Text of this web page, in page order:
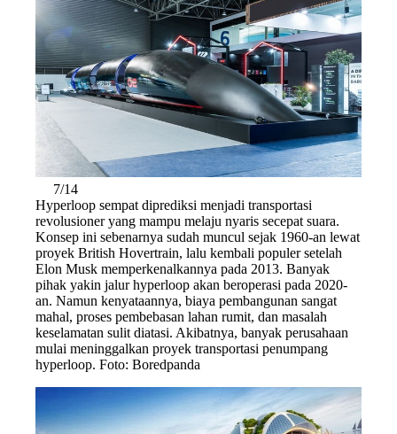
7/14
Hyperloop sempat diprediksi menjadi transportasi
revolusioner yang mampu melaju nyaris secepat suara.
Konsep ini sebenarnya sudah muncul sejak 1960-an lewat
proyek British Hovertrain, lalu kembali populer setelah
Elon Musk memperkenalkannya pada 2013. Banyak
pihak yakin jalur hyperloop akan beroperasi pada 2020-
an. Namun kenyataannya, biaya pembangunan sangat
mahal, proses pembebasan lahan rumit, dan masalah
keselamatan sulit diatasi. Akibatnya, banyak perusahaan
mulai meninggalkan proyek transportasi penumpang
hyperloop. Foto: Boredpanda